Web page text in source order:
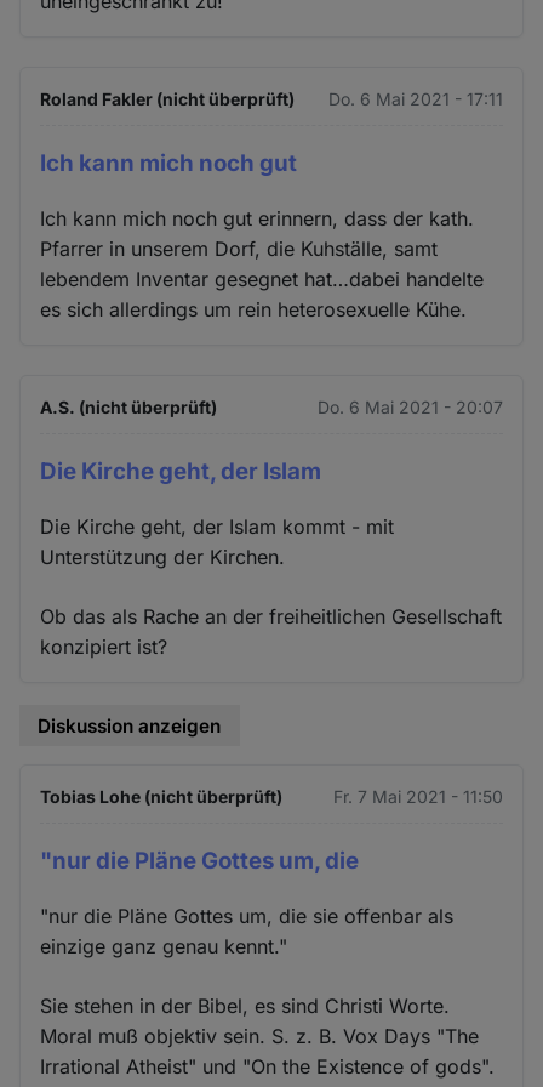
Roland Fakler (nicht überprüft) Do. 6 Mai 2021 - 17:11
Ich kann mich noch gut
Ich kann mich noch gut erinnern, dass der kath.
Pfarrer in unserem Dorf, die Kuhställe, samt
lebendem Inventar gesegnet hat…dabei handelte
es sich allerdings um rein heterosexuelle Kühe.
A.S. (nicht überprüft) Do. 6 Mai 2021 - 20:07
Die Kirche geht, der Islam
Die Kirche geht, der Islam kommt - mit
Unterstützung der Kirchen.
Ob das als Rache an der freiheitlichen Gesellschaft
konzipiert ist?
Diskussion anzeigen
Tobias Lohe (nicht überprüft) Fr. 7 Mai 2021 - 11:50
"nur die Pläne Gottes um, die
"nur die Pläne Gottes um, die sie offenbar als
einzige ganz genau kennt."
Sie stehen in der Bibel, es sind Christi Worte.
Moral muß objektiv sein. S. z. B. Vox Days "The
Irrational Atheist" und "On the Existence of gods".